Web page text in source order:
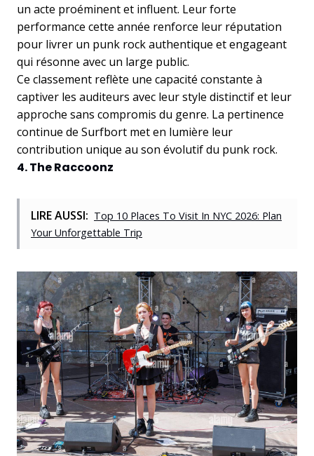
un acte proéminent et influent. Leur forte
performance cette année renforce leur réputation
pour livrer un punk rock authentique et engageant
qui résonne avec un large public.
Ce classement reflète une capacité constante à
captiver les auditeurs avec leur style distinctif et leur
approche sans compromis du genre. La pertinence
continue de Surfbort met en lumière leur
contribution unique au son évolutif du punk rock.
4. The Raccoonz
LIRE AUSSI: Top 10 Places To Visit In NYC 2026: Plan
Your Unforgettable Trip